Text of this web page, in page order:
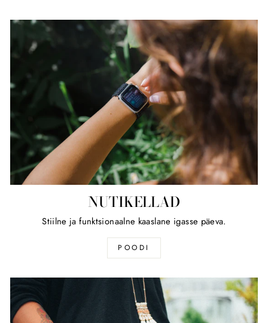
NUTIKELLAD
Stiilne ja funktsionaalne kaaslane igasse päeva.
POODI